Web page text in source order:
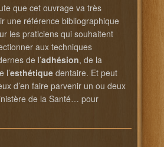
que cet ouvrage va très
une référence bibliographique
les praticiens qui souhaitent
aux techniques
de l’adhésion, de la
l’esthétique dentaire. Et peut
d’en faire parvenir un ou deux
de la Santé… pour